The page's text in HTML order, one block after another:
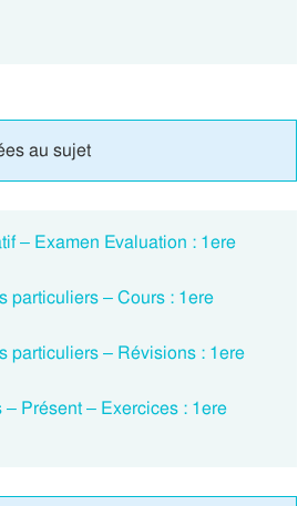
au sujet
– Examen Evaluation : 1ere
particuliers – Cours : 1ere
particuliers – Révisions : 1ere
Présent – Exercices : 1ere